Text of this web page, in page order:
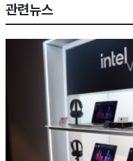
관련뉴스